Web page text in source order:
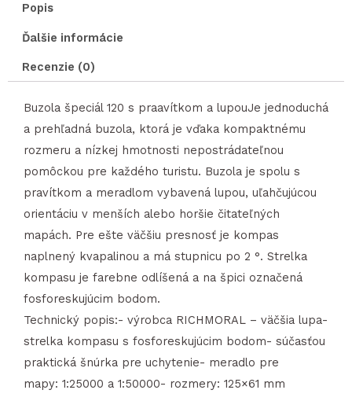
lupou
125x61
mm
Popis
Ďalšie informácie
Recenzie (0)
Buzola špeciál 120 s praavítkom a lupouJe jednoduchá
a prehľadná buzola, ktorá je vďaka kompaktnému
rozmeru a nízkej hmotnosti nepostrádateľnou
pomôckou pre každého turistu. Buzola je spolu s
pravítkom a meradlom vybavená lupou, uľahčujúcou
orientáciu v menších alebo horšie čitateľných
mapách. Pre ešte väčšiu presnosť je kompas
naplnený kvapalinou a má stupnicu po 2 °. Strelka
kompasu je farebne odlíšená a na špici označená
fosforeskujúcim bodom.
Technický popis:- výrobca RICHMORAL – väčšia lupa-
strelka kompasu s fosforeskujúcim bodom- súčasťou
praktická šnúrka pre uchytenie- meradlo pre
mapy: 1:25000 a 1:50000- rozmery: 125×61 mm